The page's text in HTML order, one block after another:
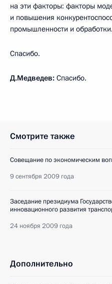
на эти факторы: факторы
и повышения
промышленности и обработки.
Спасибо.
Д.Медведев: Спасибо.
Смотрите также
Совещание по экономическим
9 сентября 2009 года
Заседание президиума
инновационного развития
24 ноября 2009 года
Дополнительно